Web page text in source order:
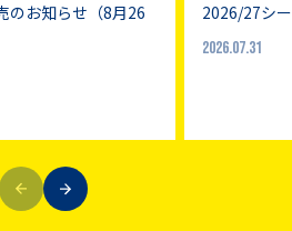
のお知らせ（8月26
2026/27シ
2026.07.31